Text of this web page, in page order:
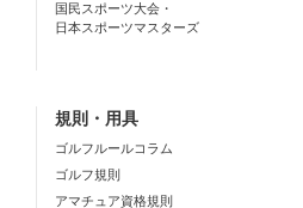
国民スポーツ大会・
日本スポーツマスターズ
規則・用具
ゴルフルールコラム
ゴルフ規則
アマチュア資格規則